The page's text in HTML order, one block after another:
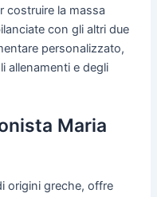
costruire la massa
con gli altri due
personalizzato,
allenamenti e degli
Maria
origini greche, offre